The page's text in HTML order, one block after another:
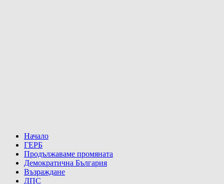
Начало
ГЕРБ
Продължаваме промяната
Демократична България
Възраждане
ДПС